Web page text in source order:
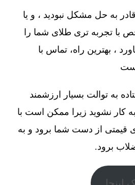
به حل مشکل نبودید ، و یا
با تجربه تری طلای شما را
، بهترین راه، تماس با
به توالت بسیار ارزشمند
کار نشوید زیرا ممکن است با
قیمتی از دست شما برود و به
برود.